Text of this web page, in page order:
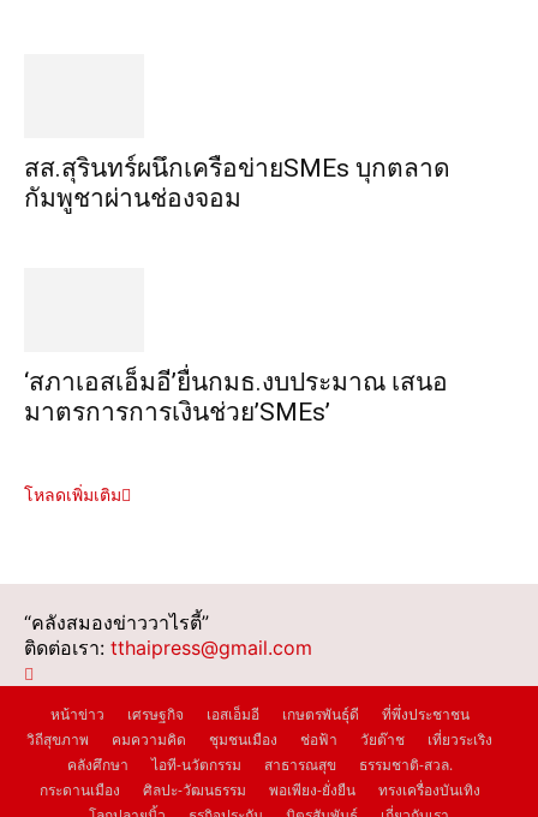
สส.สุรินทร์ผนึกเครือข่ายSMEs บุกตลาด
กัมพูชาผ่านช่องจอม
‘สภาเอสเอ็มอี’ยื่นกมธ.งบประมาณ เสนอ
มาตรการการเงินช่วย’SMEs’
โหลดเพิ่มเติม
“คลังสมองข่าววาไรตี้”
ติดต่อเรา: tthaipress@gmail.com
หน้าข่าว เศรษฐกิจ เอสเอ็มอี เกษตรพันธุ์ดี
ที่พึ่งประชาชน
วิถีสุขภาพ
คมความคิด ชุมชนเมือง ช่อฟ้า วัยต๊าช
เที่ยวระเริง
คลังศึกษา
ไอที-นวัตกรรม สาธารณสุข
ธรรมชาติ-สวล.
กระดานเมือง
ศิลปะ-วัฒนธรรม พอเพียง-ยั่งยืน
ทรงเครื่องบันเทิง